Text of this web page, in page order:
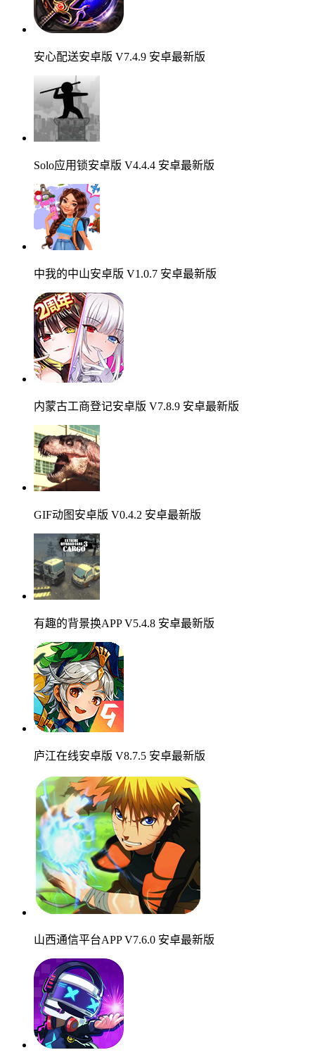
安心配送安卓版 V7.4.9 安卓最新版
Solo应用锁安卓版 V4.4.4 安卓最新版
中我的中山安卓版 V1.0.7 安卓最新版
内蒙古工商登记安卓版 V7.8.9 安卓最新版
GIF动图安卓版 V0.4.2 安卓最新版
有趣的背景换APP V5.4.8 安卓最新版
庐江在线安卓版 V8.7.5 安卓最新版
山西通信平台APP V7.6.0 安卓最新版